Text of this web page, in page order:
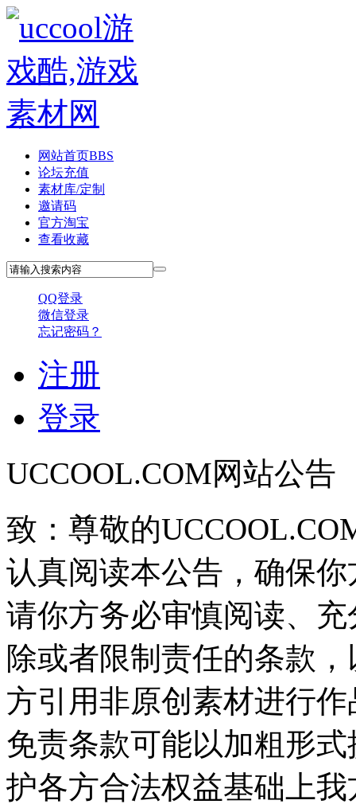
网站首页BBS
论坛充值
素材库/定制
邀请码
官方淘宝
查看收藏
QQ登录
微信登录
忘记密码？
注册
登录
UCCOOL.COM网站公告
致：尊敬的
认真阅读本公告，确保
请你方务必审慎阅读、
除或者限制责任的条款
方引用非原创素材进行
免责条款可能以加粗形
护各方合法权益基础上